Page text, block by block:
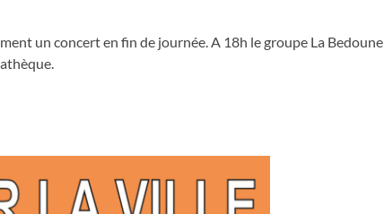
un concert en fin de journée. A 18h le groupe La Bedoune